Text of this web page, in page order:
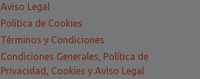
Aviso Legal
Política de Cookies
Términos y Condiciones
Condiciones Generales, Política de
Privacidad, Cookies y Aviso Legal